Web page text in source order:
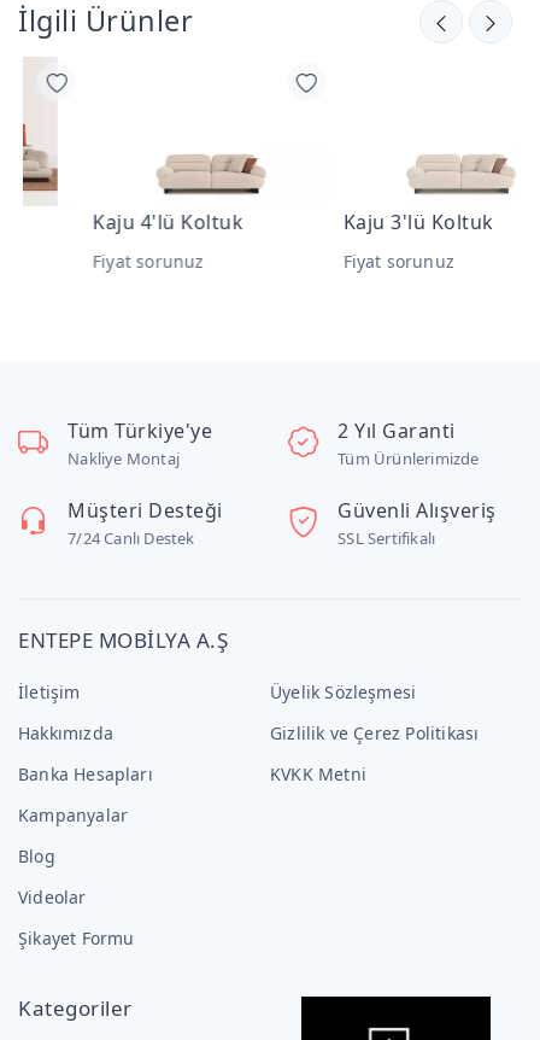
İlgili Ürünler
Kaju 4'lü Koltuk
Fiyat sorunuz
Kaju 3'lü Koltuk
Fiyat sorunuz
Tüm Türkiye'ye
Nakliye Montaj
2 Yıl Garanti
Tüm Ürünlerimizde
Müşteri Desteği
7/24 Canlı Destek
Güvenli Alışveriş
SSL Sertifikalı
ENTEPE MOBİLYA A.Ş
İletişim
Hakkımızda
Banka Hesapları
Kampanyalar
Blog
Videolar
Şikayet Formu
Üyelik Sözleşmesi
Gizlilik ve Çerez Politikası
KVKK Metni
Kategoriler